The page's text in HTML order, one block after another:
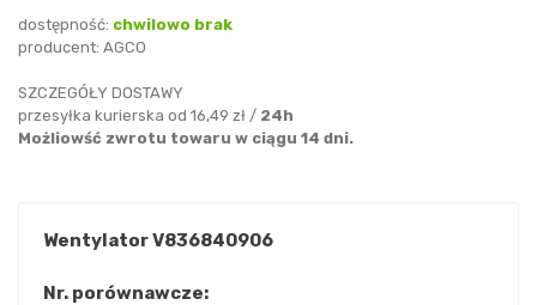
dostępność: chwilowo brak
producent: AGCO
SZCZEGÓŁY DOSTAWY
przesyłka kurierska od 16,49 zł / 24h
Możliowść zwrotu towaru w ciągu 14 dni.
Wentylator V836840906
Nr. porównawcze: